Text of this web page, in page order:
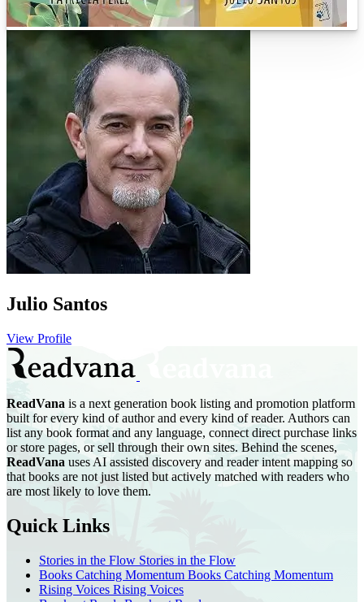
Julio Santos
View Profile
ReadVana is a next generation book listing and promotion platform
built for every kind of author and every kind of reader. Authors can
list any book format and any language, connect direct purchase links
or store pages, or sell through their own sites. Behind the scenes,
ReadVana uses AI assisted discovery and reader intent mapping so
that books are not just listed but actively matched with readers who
are most likely to love them.
Quick Links
Stories in the Flow Stories in the Flow
Books Catching Momentum Books Catching Momentum
Rising Voices Rising Voices